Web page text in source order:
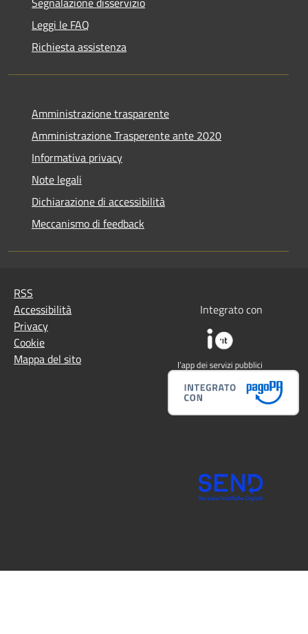
Leggi le FAQ
Richiesta assistenza
Amministrazione trasparente
Amministrazione Trasperente ante 2020
Informativa privacy
Note legali
Dichiarazione di accessibilità
Meccanismo di feedback
RSS
Accessibilità
Privacy
Cookie
Mappa del sito
Integrato con